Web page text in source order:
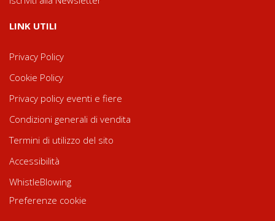
LINK UTILI
Privacy Policy
Cookie Policy
Privacy policy eventi e fiere
Condizioni generali di vendita
Termini di utilizzo del sito
Accessibilità
WhistleBlowing
Preferenze cookie